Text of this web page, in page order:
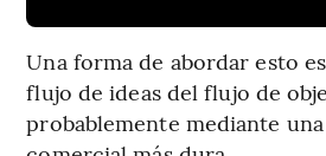
Una forma de abordar esto
flujo de ideas del flujo de
probablemente mediante